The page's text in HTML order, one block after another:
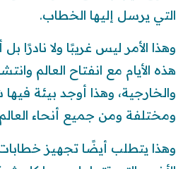
التي يرسل إليها الخطاب.
وهذا الأمر ليس غريبًا ولا
هذه الأيام مع انفتاح العالم
والخارجية، وهذا أوجد بيئة
ومختلفة ومن جميع أنحاء
وهذا يتطلب أيضًا تجهيز